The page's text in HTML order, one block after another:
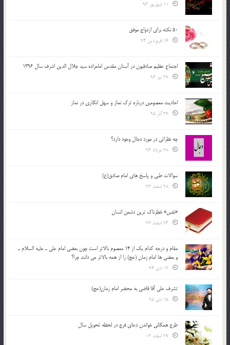
50 نکته برای ازدواج موفق
اجتماع عظیم صادقیون در آستان مقدس امامزاده سید جلال الدین اشرف سال 1396
احادیث معصومین درباره ترک نماز و سهل انگاری در نماز
چه نظراتی در مورد دجال وجود دارد؟
سوالات طبی و پاسخ های امام صادق(ع)
«نفس» خطرناک ترین دشمن انسان
مقام و درجه كدام يك از 14 معصوم بالاتر است چون بعضي امام علي ـ عليه السلام ـ
و بعضي ها امام زمان (عج) را از همه بالاتر مي دانند چرا؟
تشرف علي آقا قاضي به محضر امام زمان(عج)
طرح همگانی خواندن دعای فرج در لحظه تحویل سال